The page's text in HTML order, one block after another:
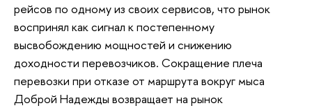
рейсов по одному из своих сервисов, что рынок
воспринял как сигнал к постепенному
высвобождению мощностей и снижению
доходности перевозчиков. Сокращение плеча
перевозки при отказе от маршрута вокруг мыса
Доброй Надежды возвращает на рынок